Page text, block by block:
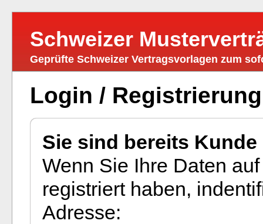
Schweizer
Geprüfte Schweizer Vertragsvorlagen zum
Login / Registrierung
Sie sind bereits Kunde
Wenn Sie Ihre Daten
registriert haben,
Adresse: